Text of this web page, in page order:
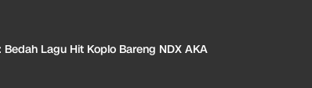
Bedah Lagu Hit Koplo Bareng NDX AKA